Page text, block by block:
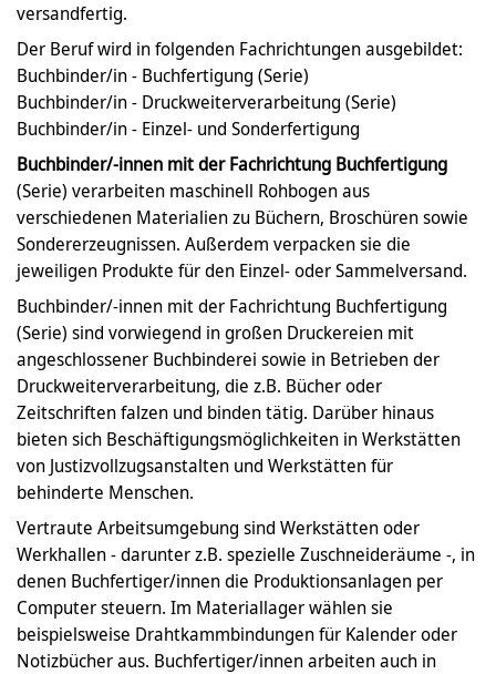
versandfertig.
Der Beruf wird in folgenden Fachrichtungen ausgebildet:
Buchbinder/in - Buchfertigung (Serie)
Buchbinder/in - Druckweiterverarbeitung (Serie)
Buchbinder/in - Einzel- und Sonderfertigung
Buchbinder/-innen mit der Fachrichtung Buchfertigung
(Serie) verarbeiten maschinell Rohbogen aus
verschiedenen Materialien zu Büchern, Broschüren sowie
Sondererzeugnissen. Außerdem verpacken sie die
jeweiligen Produkte für den Einzel- oder Sammelversand.
Buchbinder/-innen mit der Fachrichtung Buchfertigung
(Serie) sind vorwiegend in großen Druckereien mit
angeschlossener Buchbinderei sowie in Betrieben der
Druckweiterverarbeitung, die z.B. Bücher oder
Zeitschriften falzen und binden tätig. Darüber hinaus
bieten sich Beschäftigungsmöglichkeiten in Werkstätten
von Justizvollzugsanstalten und Werkstätten für
behinderte Menschen.
Vertraute Arbeitsumgebung sind Werkstätten oder
Werkhallen - darunter z.B. spezielle Zuschneideräume -, in
denen Buchfertiger/innen die Produktionsanlagen per
Computer steuern. Im Materiallager wählen sie
beispielsweise Drahtkammbindungen für Kalender oder
Notizbücher aus. Buchfertiger/innen arbeiten auch in